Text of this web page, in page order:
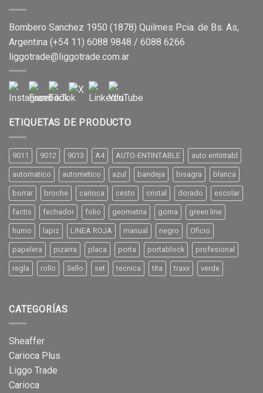
Bombero Sanchez 1950 (1878) Quilmes Pcia. de Bs. As,
Argentina (+54 11) 6088 9848 / 6088 6266
liggotrade@liggotrade.com.ar
ETIQUETAS DE PRODUCTO
9011 9012 9013 A4 AUTO-ENTINTABLE auto entintabl
automatico autometico azul bandeja bisagra blanca
borrar broche carioca cesto cristal dorado escolar
factis fechador folio geometria goma green line
humo lapiz LINEA ROJA manual negro Oficio
papelera pizarra placa porta portablock profesional
regla rollo Sello set tecnica tita traxx verde
CATEGORÍAS
Sheaffer
Carioca Plus
Liggo Trade
Carioca